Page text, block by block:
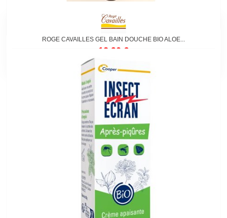
ROGE CAVAILLES GEL BAIN DOUCHE BIO ALOE...
12,90 €